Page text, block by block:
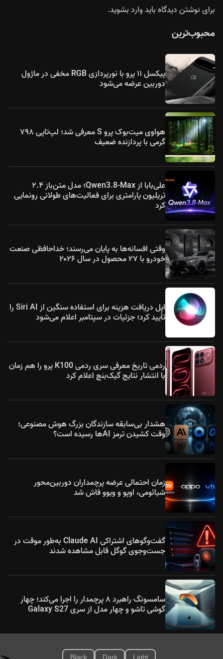
برای نوشتن دیدگاه بایدوارد بشوید.
محبوب‌ترین
پیکسل ۱۱ پرو با نورپردازی RGB مخفی در ماژول
دوربین عرضه می‌شود
هواوی میت‌بوک پرو S معرفی شد؛ لپ‌تاپی ۷۹۸
گرمی با پردازنده ضعیف
علی‌بابا از Qwen3.8-Max؛ مدل متن‌باز ۲.۴
تریلیون پارامتری برای فعالیت‌های طولانی رونمایی
کرد
وقتی افسانه‌ها به پایان می‌رسند؛ خداحافظی صنعت
خودرو با ۲۷ محصول در سال ۲۰۲۶
اپل دریافت هزینه برای استفاده سنگین از Siri AI را
تأیید کرد؛ جزئیات در سپتامبر اعلام می‌شود
ردمی تاریخ معرفی سری ردمی K100 پرو را هم زمان
با انتشار نتایج گیک‌بنچ اعلام کرد
هشدار بی‌سابقه سازندگان بزرگ هوش مصنوعی؛
وقت کشیدن ترمز AIها رسیده است؟
زمان احتمالی عرضه پرچمداران دوربین‌محور
شیائومی، اوپو و ویوو فاش شد
گفت‌وگوهای اشتراکی Claude AI به‌طور موقت در
جست‌وجوی گوگل قابل مشاهده شدند
سامسونگ راهبرد ۸ پرچمدار را اجرا می‌کند؛ چهار
گوشی تاشو و چهار مدل از سری Galaxy S27
Light
Dark
Black